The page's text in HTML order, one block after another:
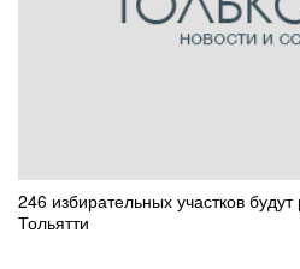
246 избирательных участков
Тольятти